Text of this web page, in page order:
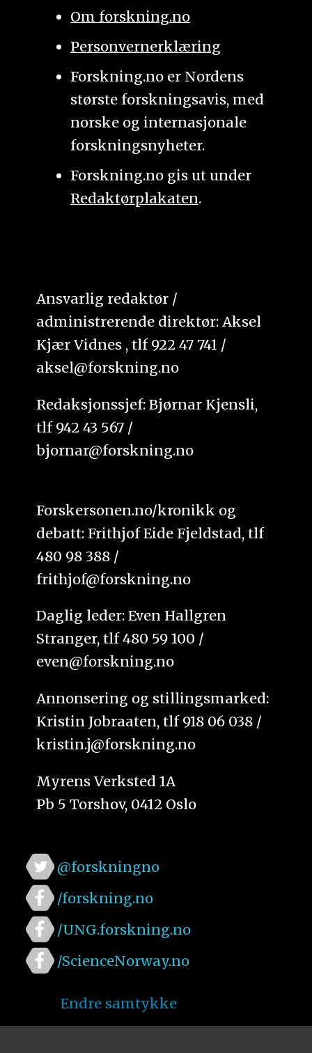
Om forskning.no
Personvernerklæring
Forskning.no er Nordens
største forskningsavis, med
norske og internasjonale
forskningsnyheter.
Forskning.no gis ut under
Redaktørplakaten.
Ansvarlig redaktør /
administrerende direktør: Aksel
Kjær Vidnes , tlf 922 47 741 /
aksel@forskning.no
Redaksjonssjef: Bjørnar Kjensli,
tlf 942 43 567 /
bjornar@forskning.no
Forskersonen.no/kronikk og
debatt: Frithjof Eide Fjeldstad, tlf
480 98 388 /
frithjof@forskning.no
Daglig leder: Even Hallgren
Stranger, tlf 480 59 100 /
even@forskning.no
Annonsering og stillingsmarked:
Kristin Jobraaten, tlf 918 06 038 /
kristin.j@forskning.no
Myrens Verksted 1A
Pb 5 Torshov, 0412 Oslo
@forskningno
/forskning.no
/UNG.forskning.no
/ScienceNorway.no
Endre samtykke